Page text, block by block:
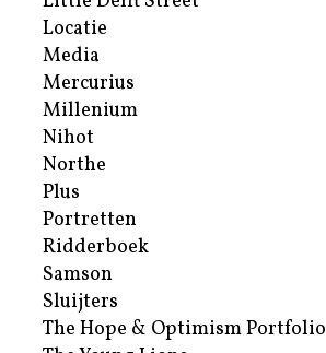
Locatie
Media
Mercurius
Millenium
Nihot
Northe
Plus
Portretten
Ridderboek
Samson
Sluijters
The Hope & Optimism Portfolio